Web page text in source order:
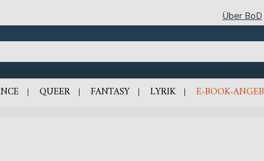
Über BoD
QUEER FANTASY LYRIK E-BOOK-